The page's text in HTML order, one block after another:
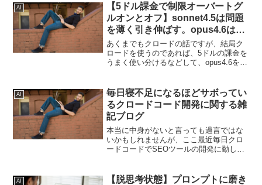
AI
【5ドル課金で制限オーバートグ
ルオンとオフ】sonnet4.5は問題
を薄く引き伸ばす。opus4.6は問
題の原因の核心をついて対処する
あくまでもクロードの話ですが、結局ク
ロードを使うのであれば、5ドルの課金を
うまく使い分けるなどして、opus4.6を使
だけで終わるという側面があるように感
じます。
AI
毎日寝不足になるほどサボってい
るクロードコード開発に関する雑
記ブログ
本当に中身がないと言っても過言ではな
いかもしれませんが、ここ最近毎日クロ
ードコードでSEOツールの開発に勤しみ
れこれ書いているブログ生地です。
AI
【脱思考状態】プロンプトに磨き